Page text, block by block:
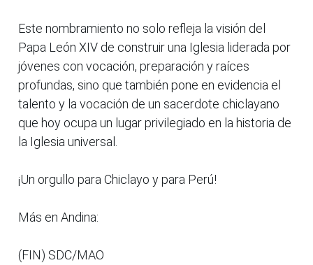
Este nombramiento no solo refleja la visión del
Papa León XIV de construir una Iglesia liderada por
jóvenes con vocación, preparación y raíces
profundas, sino que también pone en evidencia el
talento y la vocación de un sacerdote chiclayano
que hoy ocupa un lugar privilegiado en la historia de
la Iglesia universal.
¡Un orgullo para Chiclayo y para Perú!
Más en Andina:
(FIN) SDC/MAO